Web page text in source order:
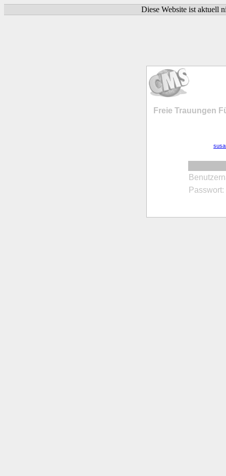
Diese Website ist aktuell
Freie Trauungen
Passwort: